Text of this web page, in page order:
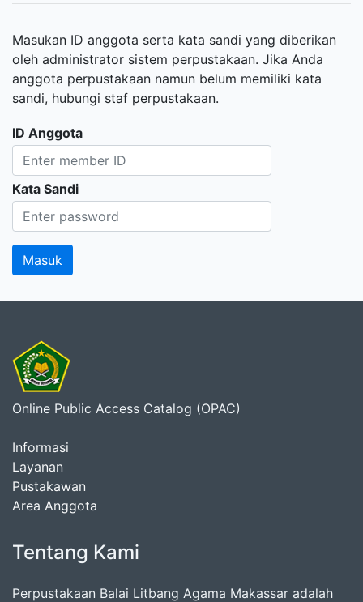
Masukan ID anggota serta kata sandi yang diberikan
oleh administrator sistem perpustakaan. Jika Anda
anggota perpustakaan namun belum memiliki kata
sandi, hubungi staf perpustakaan.
ID Anggota
Kata Sandi
Online Public Access Catalog (OPAC)
Informasi
Layanan
Pustakawan
Area Anggota
Tentang Kami
Perpustakaan Balai Litbang Agama Makassar adalah